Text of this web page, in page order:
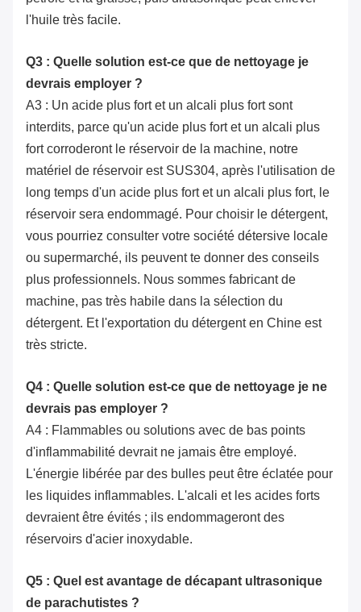
l'huile très facile.
Q3 : Quelle solution est-ce que de nettoyage je
devrais employer ?
A3 : Un acide plus fort et un alcali plus fort sont
interdits, parce qu'un acide plus fort et un alcali plus
fort corroderont le réservoir de la machine, notre
matériel de réservoir est SUS304, après l'utilisation de
long temps d'un acide plus fort et un alcali plus fort, le
réservoir sera endommagé. Pour choisir le détergent,
vous pourriez consulter votre société détersive locale
ou supermarché, ils peuvent te donner des conseils
plus professionnels. Nous sommes fabricant de
machine, pas très habile dans la sélection du
détergent. Et l'exportation du détergent en Chine est
très stricte.
Q4 : Quelle solution est-ce que de nettoyage je ne
devrais pas employer ?
A4 : Flammables ou solutions avec de bas points
d'inflammabilité devrait ne jamais être employé.
L'énergie libérée par des bulles peut être éclatée pour
les liquides inflammables. L'alcali et les acides forts
devraient être évités ; ils endommageront des
réservoirs d'acier inoxydable.
Q5 : Quel est avantage de décapant ultrasonique
de parachutistes ?